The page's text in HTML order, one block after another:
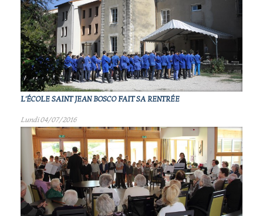
L'ÉCOLE SAINT JEAN BOSCO FAIT SA RENTRÉE
Lundi 04/07/2016